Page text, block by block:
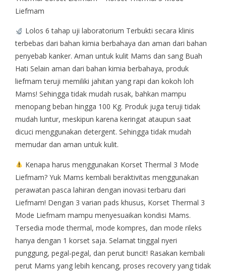
Liefmam
Lolos 6 tahap uji laboratorium Terbukti secara klinis
terbebas dari bahan kimia berbahaya dan aman dari bahan
penyebab kanker. Aman untuk kulit Mams dan sang Buah
Hati Selain aman dari bahan kimia berbahaya, produk
liefmam teruji memiliki jahitan yang rapi dan kokoh loh
Mams! Sehingga tidak mudah rusak, bahkan mampu
menopang beban hingga 100 Kg. Produk juga teruji tidak
mudah luntur, meskipun karena keringat ataupun saat
dicuci menggunakan detergent. Sehingga tidak mudah
memudar dan aman untuk kulit.
Kenapa harus menggunakan Korset Thermal 3 Mode
Liefmam? Yuk Mams kembali beraktivitas menggunakan
perawatan pasca lahiran dengan inovasi terbaru dari
Liefmam! Dengan 3 varian pads khusus, Korset Thermal 3
Mode Liefmam mampu menyesuaikan kondisi Mams.
Tersedia mode thermal, mode kompres, dan mode rileks
hanya dengan 1 korset saja. Selamat tinggal nyeri
punggung, pegal-pegal, dan perut buncit! Rasakan kembali
perut Mams yang lebih kencang, proses recovery yang tidak